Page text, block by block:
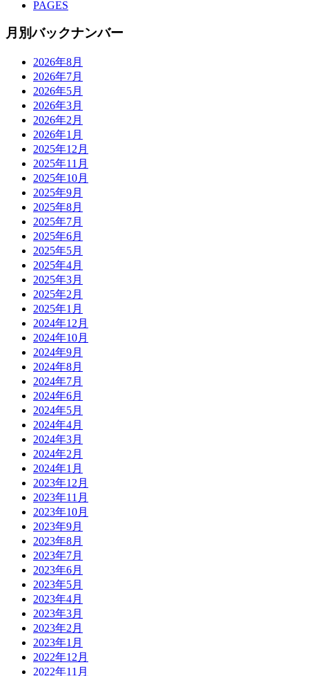
PAGES
月別バックナンバー
2026年8月
2026年7月
2026年5月
2026年3月
2026年2月
2026年1月
2025年12月
2025年11月
2025年10月
2025年9月
2025年8月
2025年7月
2025年6月
2025年5月
2025年4月
2025年3月
2025年2月
2025年1月
2024年12月
2024年10月
2024年9月
2024年8月
2024年7月
2024年6月
2024年5月
2024年4月
2024年3月
2024年2月
2024年1月
2023年12月
2023年11月
2023年10月
2023年9月
2023年8月
2023年7月
2023年6月
2023年5月
2023年4月
2023年3月
2023年2月
2023年1月
2022年12月
2022年11月